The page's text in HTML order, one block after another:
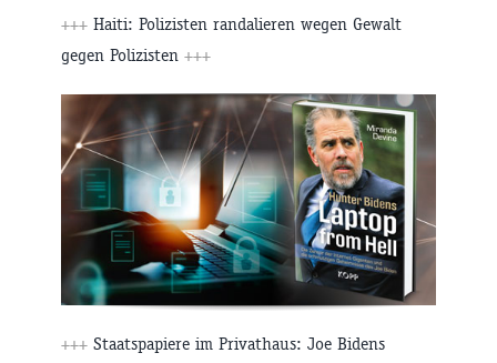
+++ Haiti: Polizisten randalieren wegen Gewalt
gegen Polizisten +++
+++ Staatspapiere im Privathaus: Joe Bidens